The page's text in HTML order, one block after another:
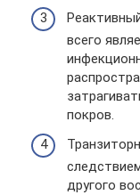
всего
покров.
другого